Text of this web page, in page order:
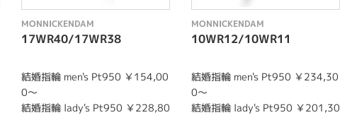
MONNICKENDAM
17WR40/17WR38
結婚指輪 men's Pt950 ￥154,00
0～
結婚指輪 lady's Pt950 ￥228,80
MONNICKENDAM
10WR12/10WR11
結婚指輪 men's Pt950 ￥234,30
0～
結婚指輪 lady's Pt950 ￥201,30